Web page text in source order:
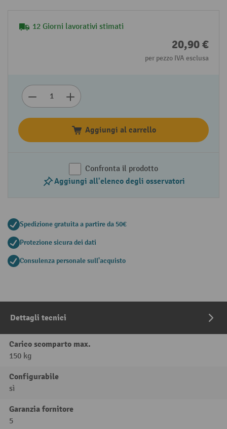
12 Giorni lavorativi stimati
20,90 €
per pezzo IVA esclusa
Aggiungi al carrello
Confronta il prodotto
Aggiungi all'elenco degli osservatori
Spedizione gratuita a partire da 50€
Protezione sicura dei dati
Consulenza personale sull'acquisto
Dettagli tecnici
Carico scomparto max.
150 kg
Configurabile
sì
Garanzia fornitore
5